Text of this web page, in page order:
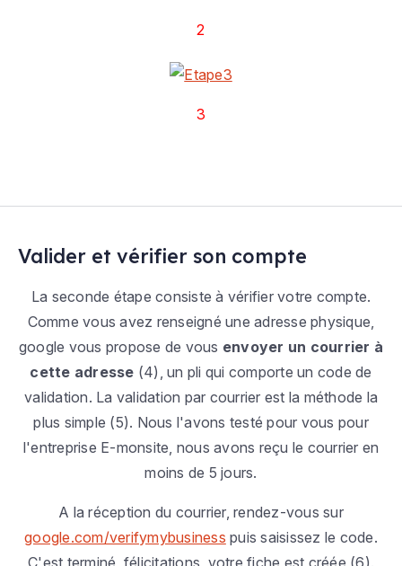
2
3
Valider et vérifier son compte
La seconde étape consiste à vérifier votre compte.
Comme vous avez renseigné une adresse physique,
google vous propose de vous envoyer un courrier à
cette adresse (4), un pli qui comporte un code de
validation. La validation par courrier est la méthode la
plus simple (5). Nous l'avons testé pour vous pour
l'entreprise E-monsite, nous avons reçu le courrier en
moins de 5 jours.
A la réception du courrier, rendez-vous sur
google.com/verifymybusiness puis saisissez le code.
C'est terminé, félicitations, votre fiche est créée (6).